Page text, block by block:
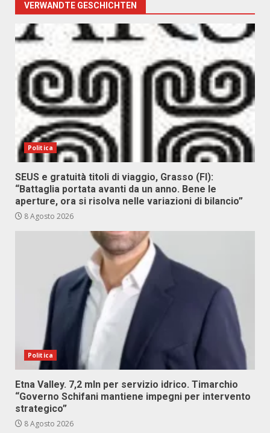
VERWANDTE GESCHICHTEN
Politica
SEUS e gratuità titoli di viaggio, Grasso (FI):
“Battaglia portata avanti da un anno. Bene le
aperture, ora si risolva nelle variazioni di bilancio”
8 Agosto 2026
Politica
Etna Valley. 7,2 mln per servizio idrico. Timarchio
“Governo Schifani mantiene impegni per intervento
strategico”
8 Agosto 2026